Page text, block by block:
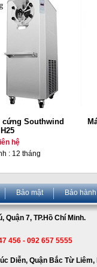
cứng Southwind
H25
hệ
: 12 tháng
Bảo mật Bảo hành
7, TP.Hồ Chí Minh.
456 - 092 657 5555
Diễn, Quận Bắc Từ Liêm,